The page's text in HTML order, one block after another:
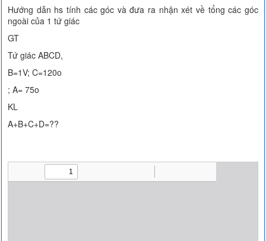
Hướng dẫn hs tính các góc và đưa ra nhận xét về tổng các góc
ngoài của 1 tứ giác
GT
Tứ giác ABCD,
B=1V; C=120o
; A= 75o
KL
A+B+C+D=??